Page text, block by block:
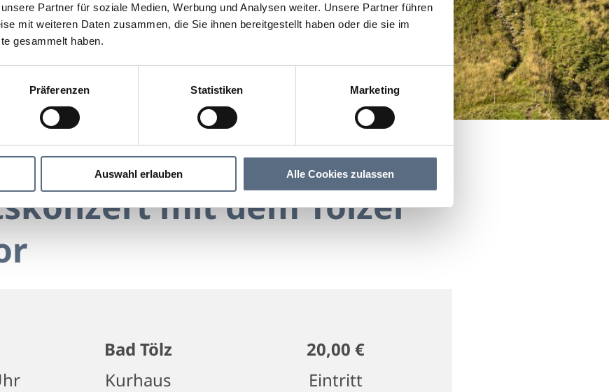
Partner für soziale Medien, Werbung und Analysen weiter. Unsere Partner führen
mit weiteren Daten zusammen, die Sie ihnen bereitgestellt haben oder die sie im
gesammelt haben.
Präferenzen Statistiken Marketing
Auswahl erlauben Alle Cookies zulassen
Weihnachtskonzert mit dem Tölzer Knabenchor
mit dem Tölzer
Bad Tölz
Kurhaus
20,00 €
Eintritt